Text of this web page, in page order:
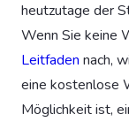
heutzutage der
Wenn Sie keine
Leitfaden nach,
eine kostenlose
Möglichkeit ist,